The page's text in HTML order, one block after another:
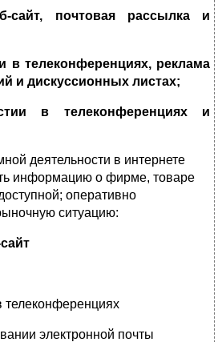
сайт, почтовая рассылка и
в телеконференциях, реклама
и дискуссионных листах;
в телеконференциях и
деятельности в интернете
информацию о фирме, товаре
оперативно
ситуацию:
телеконференциях
электронной почты